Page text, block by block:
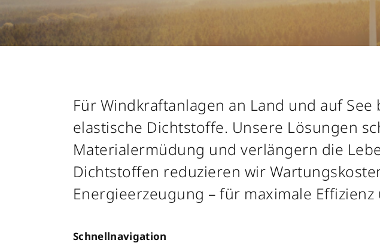
Für Windkraftanlagen an Land und auf
elastische Dichtstoffe. Unsere Lösungen
Materialermüdung und verlängern die
Dichtstoffen reduzieren wir
Energieerzeugung – für maximale
Schnellnavigation